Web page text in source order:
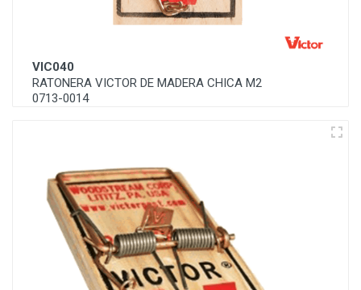
VIC040
RATONERA VICTOR DE MADERA CHICA M2
0713-0014